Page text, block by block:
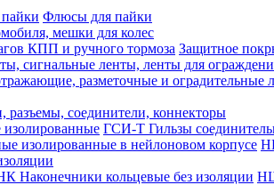
пайки Флюсы для пайки
мешки для колес
КПП и ручного тормоза Защитное
сигнальные ленты, ленты для
разметочные и оградительные
разъемы, соединители, коннекторы
ГСИ-Т Гильзы
изолированные в нейлоновом корпусе
Наконечники кольцевые без изоляции